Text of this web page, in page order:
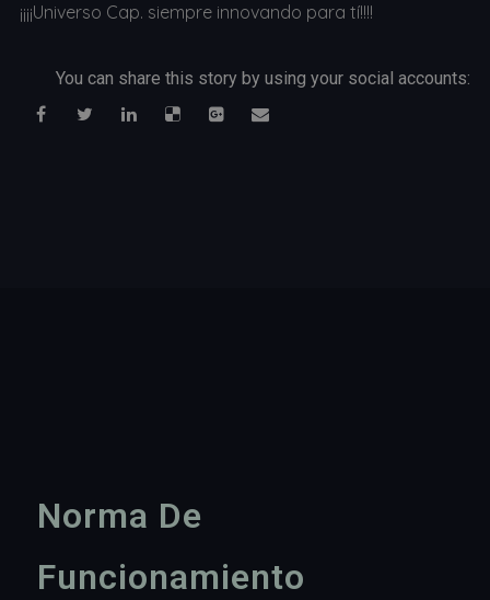
¡¡¡¡Universo Cap. siempre innovando para tí!!!!
You can share this story by using your social accounts:
Norma De
Funcionamiento